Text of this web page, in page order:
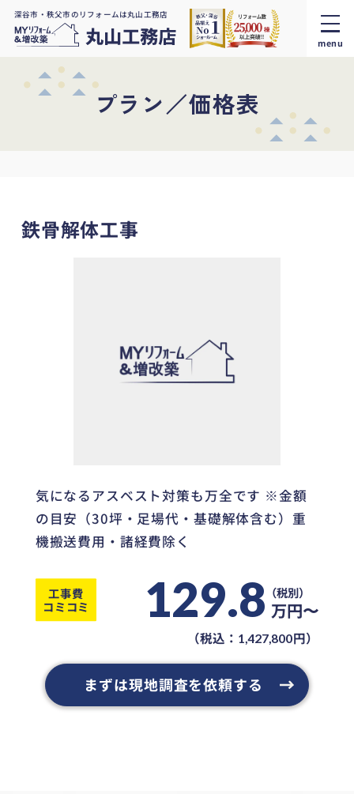
深谷市・秩父市のリフォームは丸山工務店
menu
プラン／価格表
鉄骨解体工事
気になるアスベスト対策も万全です ※金額
の目安（30坪・足場代・基礎解体含む）重
機搬送費用・諸経費除く
工事費
コミコミ
129.8 万円〜
（税込： 1,427,800円）
まずは現地調査を依頼する